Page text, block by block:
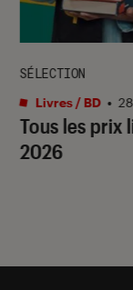
Tous les prix
2026
SÉLECTION
Livres / BD •